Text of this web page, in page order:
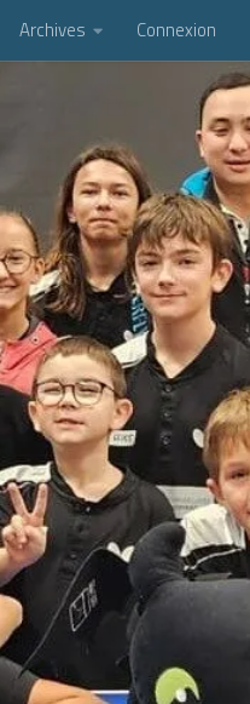
Archives Connexion